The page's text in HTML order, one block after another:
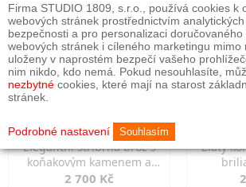
Elegantní stříbrná brož s
koňakovým kamenem a
markazity
2 700 Kč
Zlatý
Firma STUDIO 1809, s.r.o., používá cookies k
webových stránek prostřednictvím
bezpečnosti a pro personalizaci
webových stránek i cíleného marketingu mimo
uloženy v naprostém bezpečí vašeho
nim nikdo, kdo nemá. Pokud nesouhlasíte,
nezbytné cookies, které mají na starost
stránek.
Podrobné nastavení Souhlasím